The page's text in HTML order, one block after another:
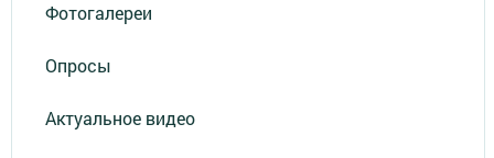
Фотогалереи
Опросы
Актуальное видео